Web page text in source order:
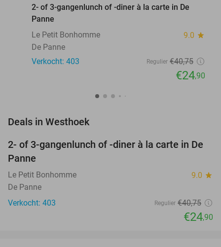
2- of 3-gangenlunch of -diner à la carte in De
Panne
Le Petit Bonhomme
9.0 star
De Panne
Verkocht: 403
Regulier €40,75
€24,90
Deals in Westhoek
39%
2- of 3-gangenlunch of -diner à la carte in De
Panne
Le Petit Bonhomme 9.0 star
De Panne
Verkocht: 403
Regulier €40,75
€24,90